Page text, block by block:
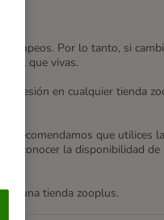
Por lo tanto, si
el que vivas.
sesión en cualquier tienda
te recomendamos que utilices
conocer la disponibilidad
una tienda zooplus.